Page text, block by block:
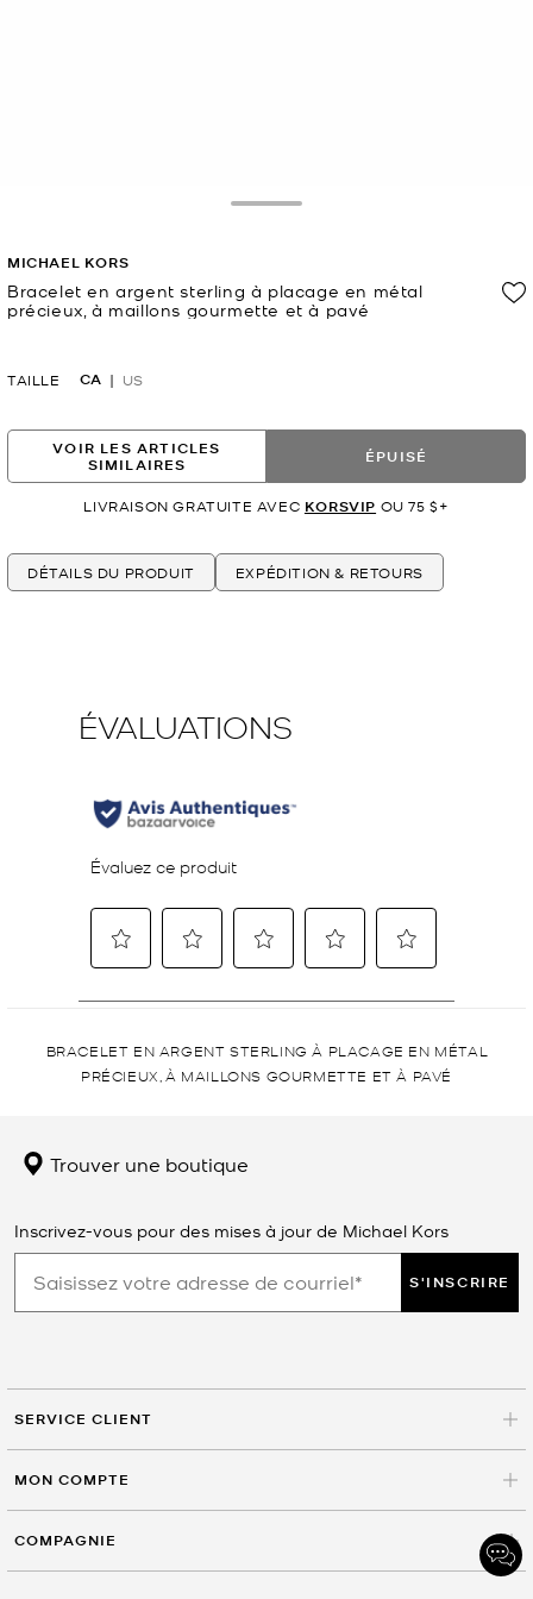
MICHAEL KORS
Bracelet en argent sterling à placage en métal
précieux, à maillons gourmette et à pavé
TAILLE CA US
VOIR LES ARTICLES
SIMILAIRES
ÉPUISÉ
LIVRAISON GRATUITE AVEC KORSVIP OU 75 $+
DÉTAILS DU PRODUIT EXPÉDITION & RETOURS
BRACELET EN ARGENT STERLING À PLACAGE EN MÉTAL
PRÉCIEUX, À MAILLONS GOURMETTE ET À PAVÉ
Trouver une boutique
Inscrivez-vous pour des mises à jour de Michael Kors
S'INSCRIRE
SERVICE CLIENT
MON COMPTE
COMPAGNIE